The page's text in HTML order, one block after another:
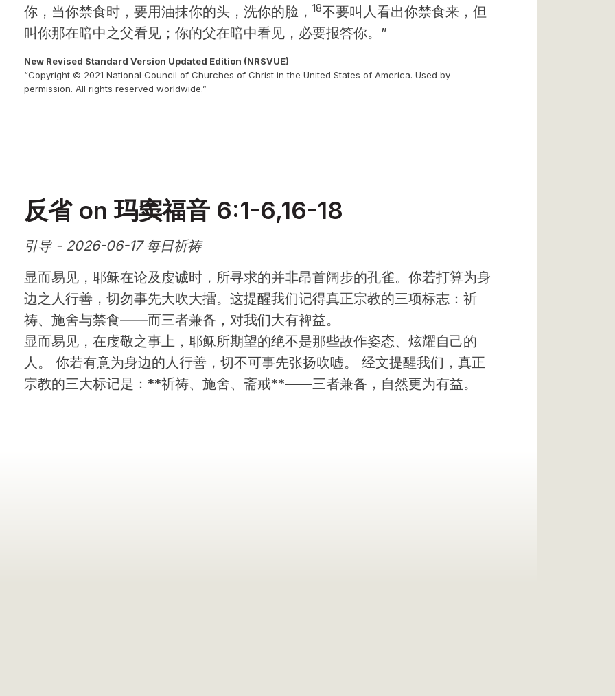
你，当你禁食时，要用油抹你的头，洗你的脸， 18不要叫人看出你禁食来，但
叫你那在暗中之父看见；你的父在暗中看见，必要报答你。”
New Revised Standard Version Updated Edition (NRSVUE)
“Copyright © 2021 National Council of Churches of Christ in the United States of America. Used by
permission. All rights reserved worldwide.”
反省 on 玛窦福音 6:1-6,16-18
引导 - 2026-06-17 每日祈祷
显而易见，耶稣在论及虔诚时，所寻求的并非昂首阔步的孔雀。你若打算为身
边之人行善，切勿事先大吹大擂。这提醒我们记得真正宗教的三项标志：祈
祷、施舍与禁食——而三者兼备，对我们大有裨益。
显而易见，在虔敬之事上，耶稣所期望的绝不是那些故作姿态、炫耀自己的
人。 你若有意为身边的人行善，切不可事先张扬吹嘘。 经文提醒我们，真正
宗教的三大标记是：**祈祷、施舍、斋戒**——三者兼备，自然更为有益。